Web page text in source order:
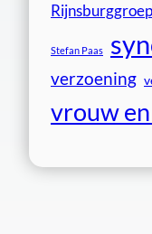
Rijnsburggroep
Stefan Paas
verzoening
vrouw